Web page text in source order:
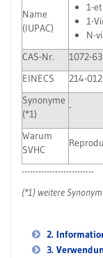
Name
(IUPAC)
1-
1-
N-
CAS-Nr.
1072-
EINECS
214-
Synonyme
(*1)
-
Warum
SVHC
--------------------------
(*1) weitere
2.
3.